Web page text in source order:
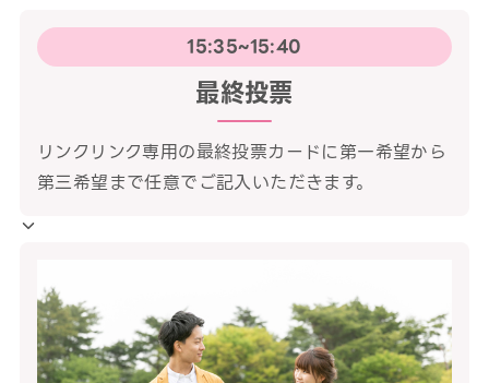
15:35~15:40
最終投票
リンクリンク専用の最終投票カードに第一希望から
第三希望まで任意でご記入いただきます。